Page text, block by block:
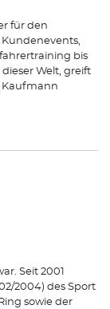
für den
bis
Welt, greift
Kaufmann
Seit 2001
2004) des Sport
sowie der